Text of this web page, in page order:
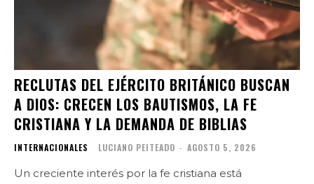
RECLUTAS DEL EJÉRCITO BRITÁNICO BUSCAN
A DIOS: CRECEN LOS BAUTISMOS, LA FE
CRISTIANA Y LA DEMANDA DE BIBLIAS
INTERNACIONALES LUCIANO PEITEADO - AGOSTO 5, 2026
Un creciente interés por la fe cristiana está